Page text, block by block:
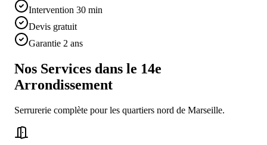
Intervention 30 min
Devis gratuit
Garantie 2 ans
Nos Services dans le 14e
Arrondissement
Serrurerie complète pour les quartiers nord de Marseille.